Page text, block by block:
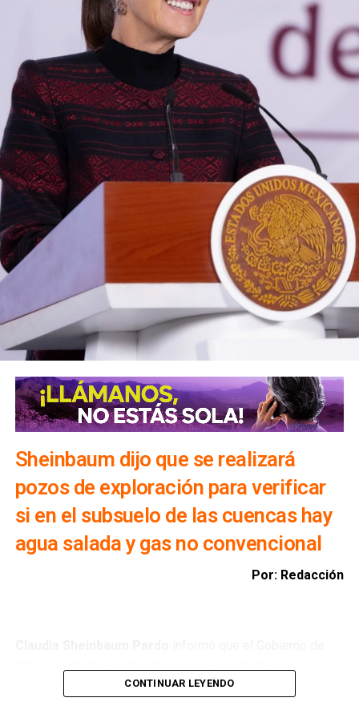
El despliegue territorial ocurre en un contexto de parálisis
comercial para este sector. La movilización se ejecuta
luego de queel gobierno de Estados Unidos frenara
las operaciones de su personal de inspección,
suspendiera la importación del producto y emitiera
una alerta de seguridad para restringir los viajes a la
entidad tras los bloqueos carreteros y la violencia
registrada en días recientes.
También lee:
El Realito: la presa con huellas de Televisa y
Slim
Sheinbaum dijo que se realizará
pozos de exploración para verificar
si en el subsuelo de las cuencas hay
agua salada y gas no convencional
Por: Redacción
conclusiones preliminares del Comité de Científicos y
CONTINUAR LEYENDO